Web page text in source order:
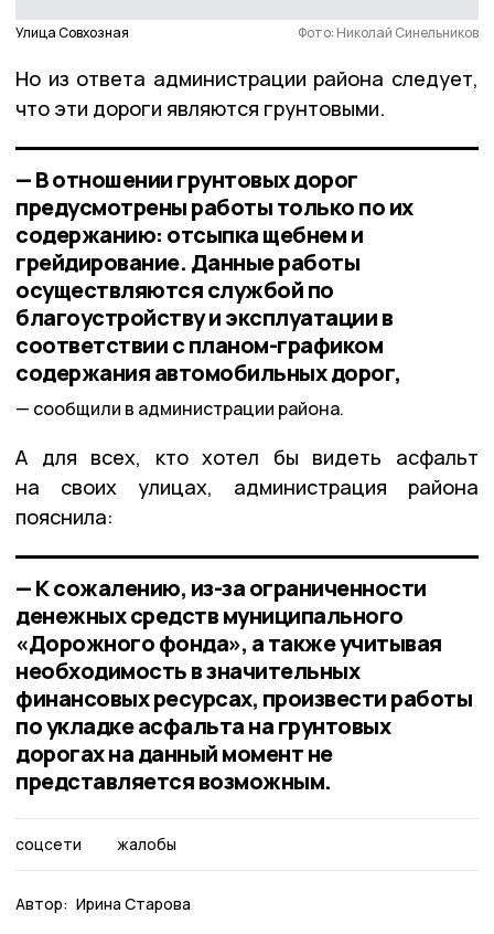
Улица Совхозная Фото: Николай Синельников
Но из ответа администрации района следует,
что эти дороги являются грунтовыми.
— В отношении грунтовых дорог
предусмотрены работы только по их
содержанию: отсыпка щебнем и
грейдирование. Данные работы
осуществляются службой по
благоустройству и эксплуатации в
соответствии с планом-графиком
содержания автомобильных дорог,
сообщили в администрации района.
А для всех, кто хотел бы видеть асфальт
на своих улицах, администрация района
пояснила:
— К сожалению, из-за ограниченности
денежных средств муниципального
«Дорожного фонда», а также учитывая
необходимость в значительных
финансовых ресурсах, произвести работы
по укладке асфальта на грунтовых
дорогах на данный момент не
представляется возможным.
соцсети жалобы
Автор: Ирина Старова